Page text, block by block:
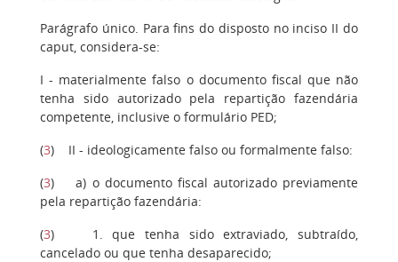
Parágrafo único. Para fins do disposto no inciso II do
caput, considera-se:
I - materialmente falso o documento fiscal que não
tenha sido autorizado pela repartição fazendária
competente, inclusive o formulário PED;
(3) II - ideologicamente falso ou formalmente falso:
(3) a) o documento fiscal autorizado previamente
pela repartição fazendária:
(3) 1. que tenha sido extraviado, subtraído,
cancelado ou que tenha desaparecido;